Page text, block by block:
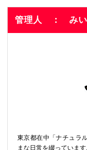
管理人 ： みい
東京都在中「ナチュラ
まな日常を綴っています